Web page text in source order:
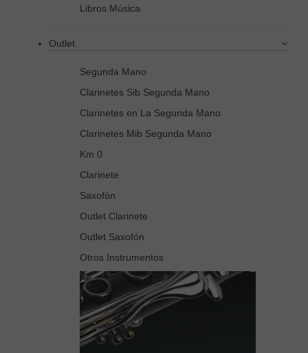
Libros Música
Outlet
Segunda Mano
Clarinetes Sib Segunda Mano
Clarinetes en La Segunda Mano
Clarinetes Mib Segunda Mano
Km 0
Clarinete
Saxofón
Outlet Clarinete
Outlet Saxofón
Otros Instrumentos